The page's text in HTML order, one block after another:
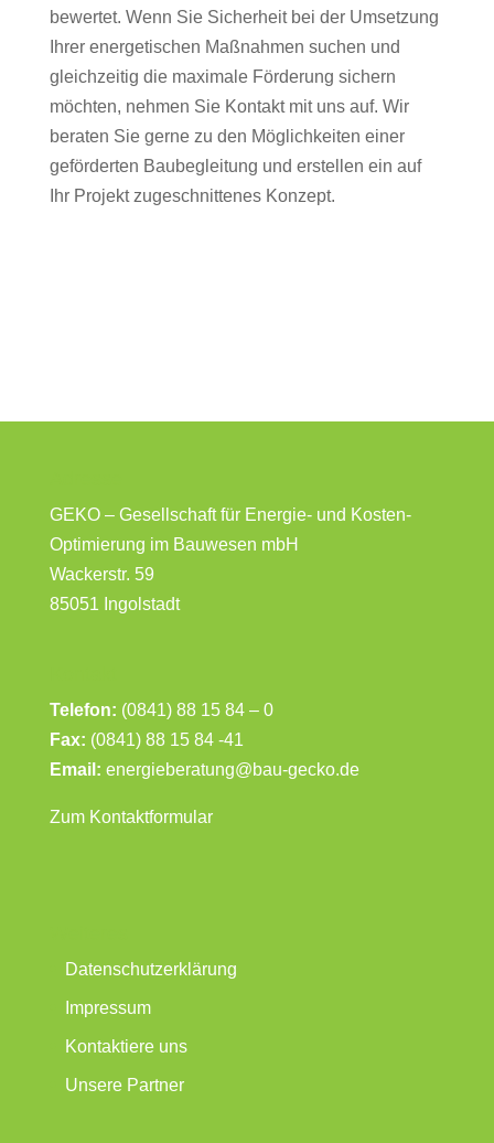
bewertet. Wenn Sie Sicherheit bei der Umsetzung
Ihrer energetischen Maßnahmen suchen und
gleichzeitig die maximale Förderung sichern
möchten, nehmen Sie Kontakt mit uns auf. Wir
beraten Sie gerne zu den Möglichkeiten einer
geförderten Baubegleitung und erstellen ein auf
Ihr Projekt zugeschnittenes Konzept.
GEKO – Gesellschaft für Energie- und Kosten-
Optimierung im Bauwesen mbH
Wackerstr. 59
85051 Ingolstadt
Telefon: (0841) 88 15 84 – 0
Fax: (0841) 88 15 84 -41
Email: energieberatung@bau-gecko.de
Zum Kontaktformular
Datenschutzerklärung
Impressum
Kontaktiere uns
Unsere Partner